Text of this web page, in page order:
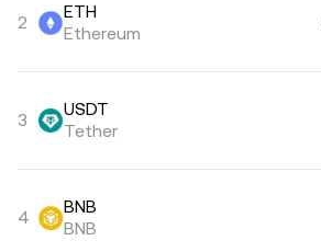
2
ETH
Ethereum
3
USDT
Tether
4
BNB
BNB